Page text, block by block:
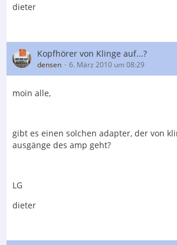
dieter
Kopfhörer von Klinge auf...?
densen 6. März 2010 um 08:29
moin alle,
gibt es einen solchen adapter, der von
ausgänge des amp geht?
LG
dieter